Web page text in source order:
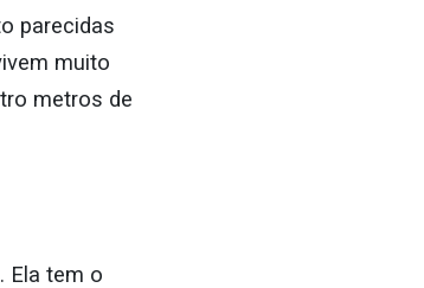
parecidas
muito
metros de
Ela tem o